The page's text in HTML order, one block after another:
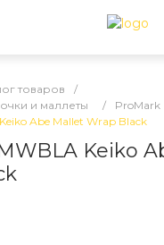
товаров
/
и маллеты
/ ProMark
Abe Mallet Wrap Black
Keiko